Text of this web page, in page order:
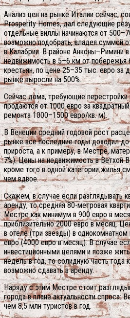
Анализ цен на рынке Италии сейчас,
Prosperity Homes, дал следующие
отдельные виллы начинаются от
возможно подобрать, владея суммой
в Калабрии. В районе Анконы–Римини
недвижимость в 5–6 км от побережья
крестьян, по цене 25–35 тыс. евро за
рынке выросли на 500%.
Сейчас дома, требующие
продаются от 1000 евро за
ремонта 1000–1500 евро/кв. м).
В Венеции средний годовой рост
рынке все последние годы доходил
прироста, а к примеру, в Местре,
7%). Цены на недвижимость в Ветхой
кроме того в одной категории жилья
чем вдвое.
Скажем, в случае если разглядывать
аренду, то средняя 80-метровая
Местре как минимум в 900 евро в
приблизительно 2000 евро в месяц.
в отеле (три звезды) в
евро (4000 евро в месяц). В случае
инвестиционными целями и позже
недель в год, то солидную часть года
возможно сдавать в аренду.
Наряду с этим Местре стоит
города в плане актуальности спроса:
чем 8,5 млн туристов в год.